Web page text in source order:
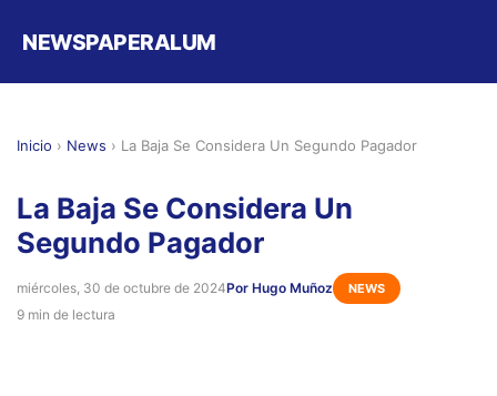
NEWSPAPERALUM
Inicio › News › La Baja Se Considera Un Segundo Pagador
La Baja Se Considera Un
Segundo Pagador
miércoles, 30 de octubre de 2024Por Hugo Muñoz NEWS
9 min de lectura